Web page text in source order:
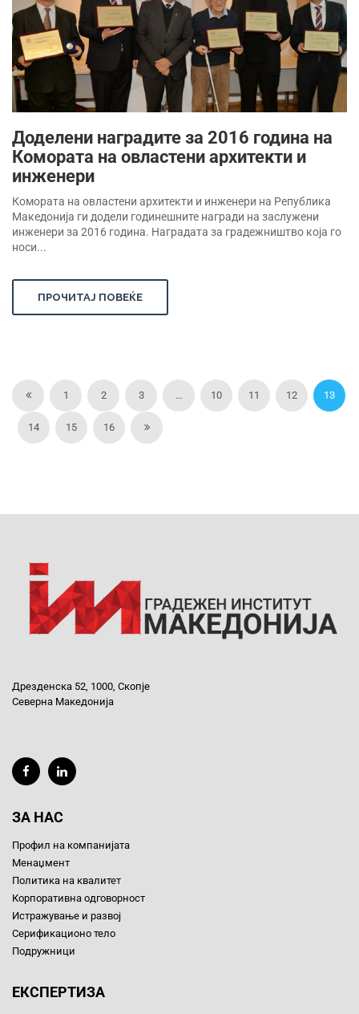
Доделени наградите за 2016 година на
Комората на овластени архитекти и
инженери
Комората на овластени архитекти и инженери на Република
Македонија ги додели годинешните награди на заслужени
инженери за 2016 година. Наградата за градежништво која го
носи...
ПРОЧИТАЈ ПОВЕЌЕ
1 2 3 … 10 11 12 13
14 15 16
Дрезденска 52, 1000, Скопје
Северна Македонија
ЗА НАС
Профил на компанијата
Менаџмент
Политика на квалитет
Корпоративна одговорност
Истражување и развој
Серификационо тело
Подружници
ЕКСПЕРТИЗА